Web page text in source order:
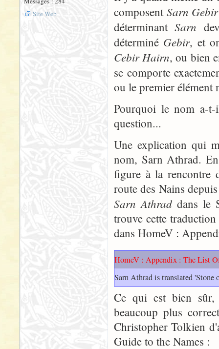
Site Web
composent Sarn Gebir
déterminantSarn
déterminé Gebir, et
Cebir Hairn, ou bien
se comporte
ou le premier élément
Pourquoi le nom a-
question...
Une explication qui
nom, Sarn Athrad.
figure à la rencontre
route des Nains
Sarn Athrad dans le
trouve cette
dans HomeV :
HomeV : Appendix : The List
Sarn Athrad is translated 'Stone
Ce qui est bien sûr,
beaucoup plus
Christopher Tolkien
Guide to the Names :